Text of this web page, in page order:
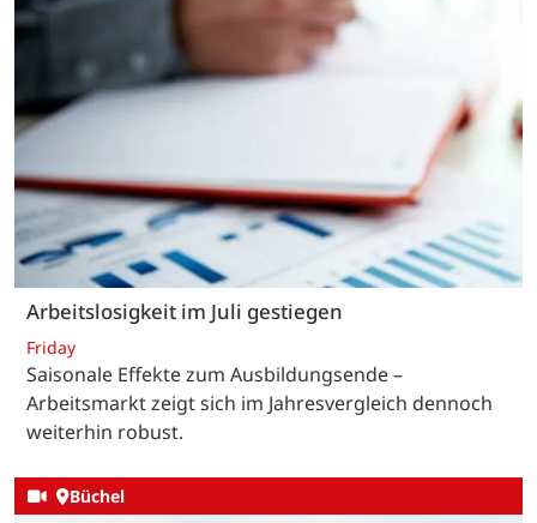
Arbeitslosigkeit im Juli gestiegen
Friday
Saisonale Effekte zum Ausbildungsende –
Arbeitsmarkt zeigt sich im Jahresvergleich dennoch
weiterhin robust.
Büchel